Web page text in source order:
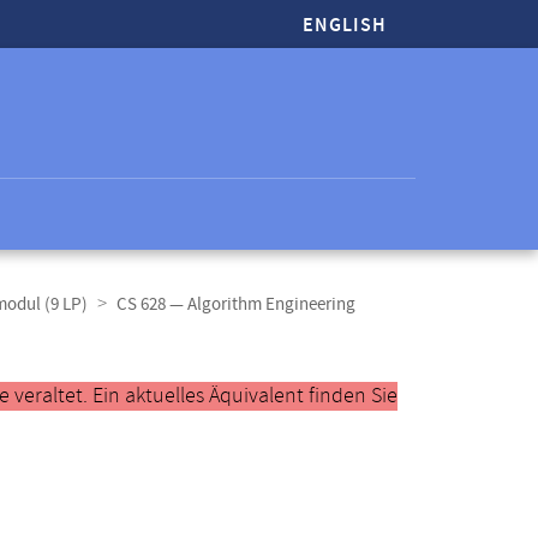
ENGLISH
(9 LP) CS 628 — Algorithm Engineering
veraltet. Ein aktuelles Äquivalent finden Sie